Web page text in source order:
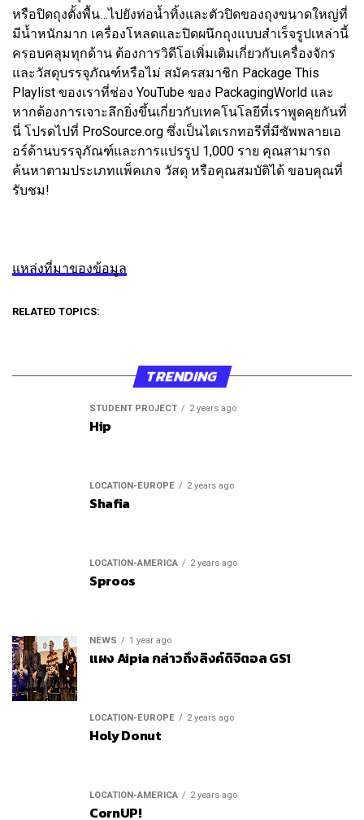
หรือปิดถุงตั้งพื้น…ไปยังท่อน้ำทิ้งและตัวปิดของถุงขนาดใหญ่ที่
มีน้ำหนักมาก เครื่องโหลดและปิดผนึกถุงแบบสำเร็จรูปเหล่านี้
ครอบคลุมทุกด้าน ต้องการวิดีโอเพิ่มเติมเกี่ยวกับเครื่องจักร
และวัสดุบรรจุภัณฑ์หรือไม่ สมัครสมาชิก Package This
Playlist ของเราที่ช่อง YouTube ของ PackagingWorld และ
หากต้องการเจาะลึกยิ่งขึ้นเกี่ยวกับเทคโนโลยีที่เราพูดคุยกันที่
นี่ โปรดไปที่ ProSource.org ซึ่งเป็นไดเรกทอรีที่มีซัพพลายเอ
อร์ด้านบรรจุภัณฑ์และการแปรรูป 1,000 ราย คุณสามารถ
ค้นหาตามประเภทแพ็คเกจ วัสดุ หรือคุณสมบัติได้ ขอบคุณที่
รับชม!
แหล่งที่มาของข้อมูล
RELATED TOPICS:
TRENDING
STUDENT PROJECT 2 years ago
Hip
LOCATION-EUROPE 2 years ago
Shafia
LOCATION-AMERICA 2 years ago
Sproos
NEWS 1 year ago
แผง Aipia กล่าวถึงลิงค์ดิจิตอล GS1
LOCATION-EUROPE 2 years ago
Holy Donut
LOCATION-AMERICA 2 years ago
CornUP!